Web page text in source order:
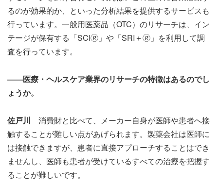
るのが効果的か、といった分析結果を提供するサービスも
行っています。一般用医薬品（OTC）のリサーチは、イン
テージが保有する「SCI🄬」や「SRI＋🄬」を利用して調
査を行っています。
――医療・ヘルスケア業界のリサーチの特徴はあるのでし
ょうか。
佐戸川 消費財と比べて、メーカー自身が医師や患者へ接
触することが難しい点があげられます。製薬会社は医師に
は接触できますが、患者に直接アプローチすることはでき
ませんし、医師も患者が受けているすべての治療を把握す
ることが難しいです。